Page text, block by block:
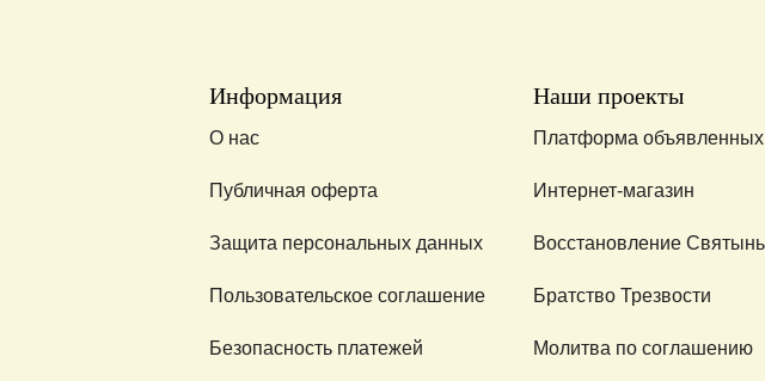
Информация
О нас
Публичная оферта
Защита персональных данных
Пользовательское соглашение
Безопасность платежей
Наши проекты
Платформа объявленных
Интернет-магазин
Восстановление Святынь
Братство Трезвости
Молитва по соглашению